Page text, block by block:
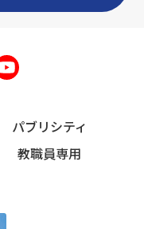
パブリシティ
教職員専用